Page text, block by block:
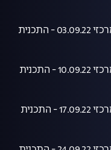
המטה המרכזי 03.09.22 - התכנית
המטה המרכזי 10.09.22 - התכנית
המטה המרכזי 17.09.22 - התכנית